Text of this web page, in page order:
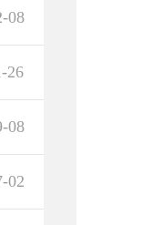
08
26
08
02